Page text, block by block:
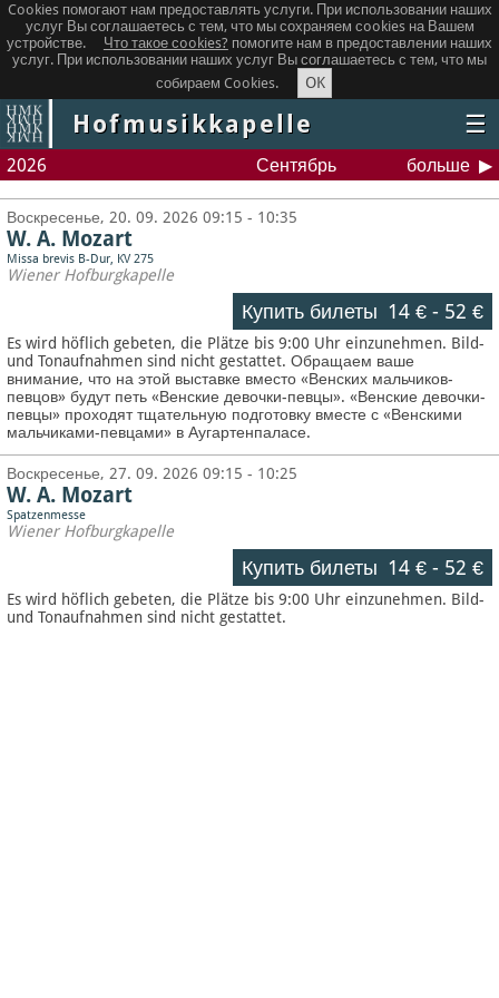
Cookies помогают нам предоставлять услуги. При использовании наших
услуг Вы соглашаетесь с тем, что мы сохраняем сookies на Вашем
устройстве.
Что такое сookies? помогите нам в предоставлении наших
услуг. При использовании наших услуг Вы соглашаетесь с тем, что мы
собираем Cookies.
OK
Hofmusikkapelle ☰
2026 Сентябрь больше
Воскресенье, 20. 09. 2026 09:15 - 10:35
W. A. Mozart
Missa brevis B-Dur, KV 275
Wiener Hofburgkapelle
Купить билеты 14 €- 52 €
Es wird höflich gebeten, die Plätze bis 9:00 Uhr einzunehmen. Bild-
und Tonaufnahmen sind nicht gestattet.Обращаем ваше
внимание, что на этой выставке вместо «Венских мальчиков-
певцов» будут петь «Венские девочки-певцы». «Венские девочки-
певцы» проходят тщательную подготовку вместе с «Венскими
мальчиками-певцами» в Аугартенпаласе.
Воскресенье, 27. 09. 2026 09:15 - 10:25
W. A. Mozart
Spatzenmesse
Wiener Hofburgkapelle
Купить билеты 14 €- 52 €
Es wird höflich gebeten, die Plätze bis 9:00 Uhr einzunehmen. Bild-
und Tonaufnahmen sind nicht gestattet.